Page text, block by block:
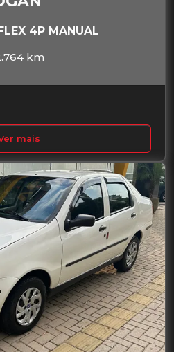
4P MANUAL
km
mais